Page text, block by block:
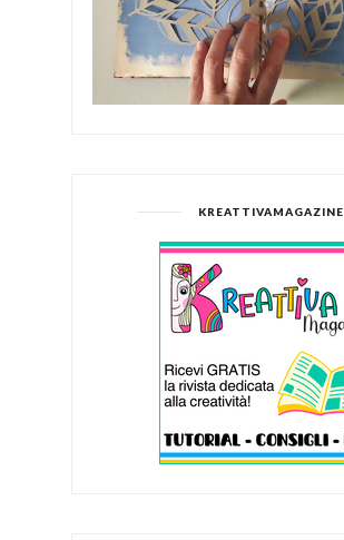
KREATTIVAMAGAZINE